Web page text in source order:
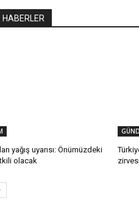
HABERLER
yağış uyarısı: Önümüzdeki
olacak